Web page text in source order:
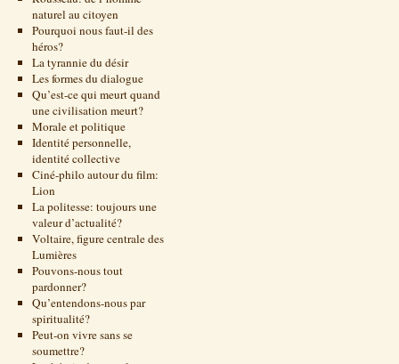
naturel au citoyen
Pourquoi nous faut-il des
héros?
La tyrannie du désir
Les formes du dialogue
Qu’est-ce qui meurt quand
une civilisation meurt?
Morale et politique
Identité personnelle,
identité collective
Ciné-philo autour du film:
Lion
La politesse: toujours une
valeur d’actualité?
Voltaire, figure centrale des
Lumières
Pouvons-nous tout
pardonner?
Qu’entendons-nous par
spiritualité?
Peut-on vivre sans se
soumettre?